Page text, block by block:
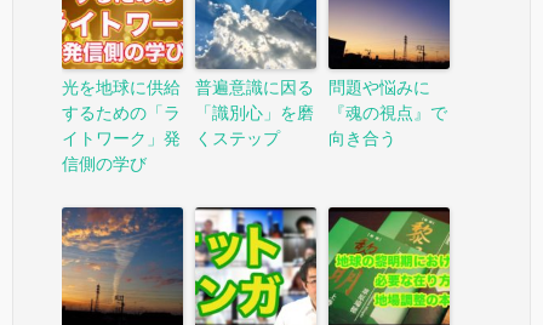
光を地球に供給
するための「ラ
イトワーク」発
信側の学び
普遍意識に因る
「識別心」を磨
くステップ
問題や悩みに
『魂の視点』で
向き合う